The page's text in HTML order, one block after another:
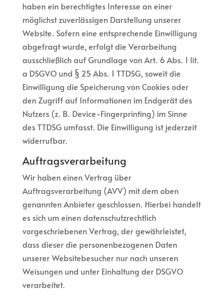
haben ein berechtigtes Interesse an einer
möglichst zuverlässigen Darstellung unserer
Website. Sofern eine entsprechende Einwilligung
abgefragt wurde, erfolgt die Verarbeitung
ausschließlich auf Grundlage von Art. 6 Abs. 1 lit.
a DSGVO und § 25 Abs. 1 TTDSG, soweit die
Einwilligung die Speicherung von Cookies oder
den Zugriff auf Informationen im Endgerät des
Nutzers (z. B. Device-Fingerprinting) im Sinne
des TTDSG umfasst. Die Einwilligung ist jederzeit
widerrufbar.
Auftragsverarbeitung
Wir haben einen Vertrag über
Auftragsverarbeitung (AVV) mit dem oben
genannten Anbieter geschlossen. Hierbei handelt
es sich um einen datenschutzrechtlich
vorgeschriebenen Vertrag, der gewährleistet,
dass dieser die personenbezogenen Daten
unserer Websitebesucher nur nach unseren
Weisungen und unter Einhaltung der DSGVO
verarbeitet.